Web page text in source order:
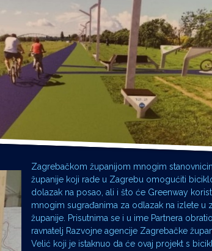
Zagrebačkom županijom mnogim
županije koji rade u Zagrebu omogućiti
dolazak na posao, ali i što će Greenway
mnogim sugrađanima za odlazak na izlete u
županije. Prisutnima se i u ime Partnera
ravnatelj Razvojne agencije Zagrebačke
Velić koji je istaknuo da će ovaj projekt s